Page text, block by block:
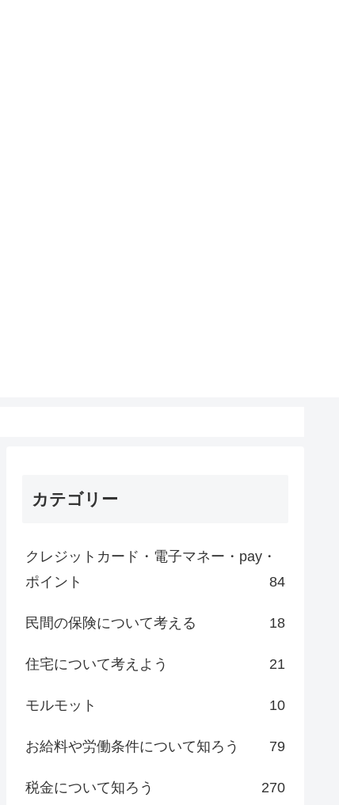
カテゴリー
クレジットカード・電子マネー・pay・
ポイント
84
民間の保険について考える 18
住宅について考えよう 21
モルモット 10
お給料や労働条件について知ろう 79
税金について知ろう 270